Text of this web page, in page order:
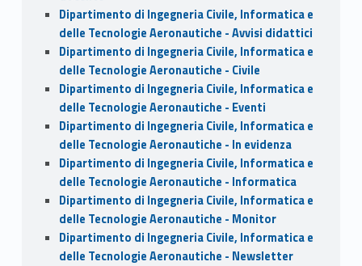
Dipartimento di Ingegneria Civile, Informatica e
delle Tecnologie Aeronautiche - Avvisi didattici
Dipartimento di Ingegneria Civile, Informatica e
delle Tecnologie Aeronautiche - Civile
Dipartimento di Ingegneria Civile, Informatica e
delle Tecnologie Aeronautiche - Eventi
Dipartimento di Ingegneria Civile, Informatica e
delle Tecnologie Aeronautiche - In evidenza
Dipartimento di Ingegneria Civile, Informatica e
delle Tecnologie Aeronautiche - Informatica
Dipartimento di Ingegneria Civile, Informatica e
delle Tecnologie Aeronautiche - Monitor
Dipartimento di Ingegneria Civile, Informatica e
delle Tecnologie Aeronautiche - Newsletter